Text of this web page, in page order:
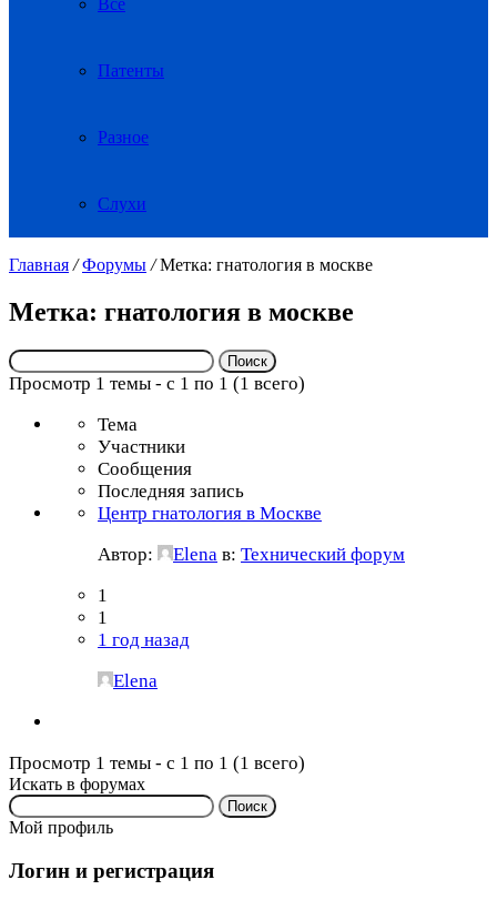
Все
Патенты
Разное
Слухи
Главная / Форумы / Метка: гнатология в москве
Метка: гнатология в москве
Поиск:
Просмотр 1 темы - с 1 по 1 (1 всего)
Тема
Участники
Сообщения
Последняя запись
Центр гнатология в Москве
Автор:
Elena в: Технический форум
1
1
1 год назад
Elena
Просмотр 1 темы - с 1 по 1 (1 всего)
Искать в форумах
Поиск:
Мой профиль
Логин и регистрация